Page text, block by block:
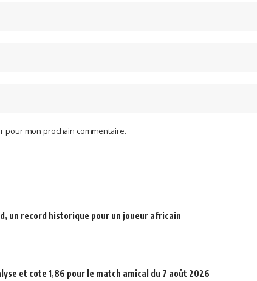
pour mon prochain commentaire.
un record historique pour un joueur africain
et cote 1,86 pour le match amical du 7 août 2026